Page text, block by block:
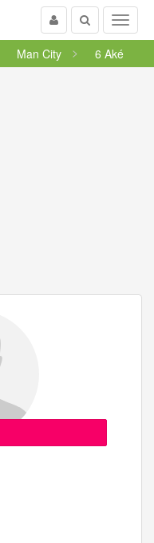
Menu
Buscar
Usuario
Man City 6 Aké